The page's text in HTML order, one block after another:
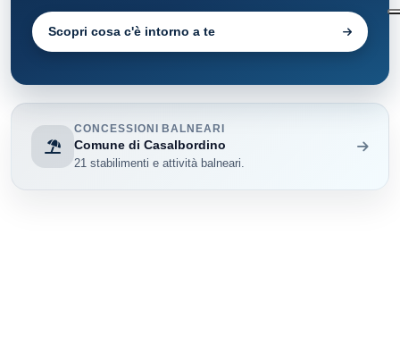
Scopri cosa c'è intorno a te
CONCESSIONI BALNEARI
Comune di Casalbordino
21 stabilimenti e attività balneari.